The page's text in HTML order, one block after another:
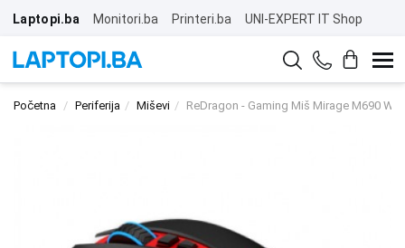
Laptopi.ba Monitori.ba Printeri.ba UNI-EXPERT IT Shop
Početna Periferija Miševi ReDragon - Gaming Miš Mirage M690